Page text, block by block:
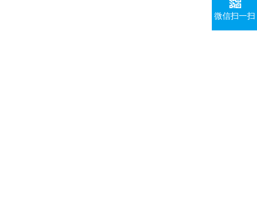
微信扫一扫